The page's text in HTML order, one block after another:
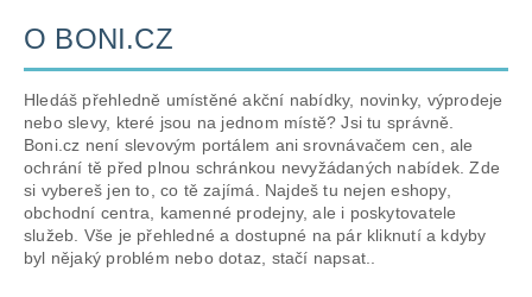
O BONI.CZ
Hledáš přehledně umístěné akční nabídky, novinky, výprodeje
nebo slevy, které jsou na jednom místě? Jsi tu správně.
Boni.cz není slevovým portálem ani srovnávačem cen, ale
ochrání tě před plnou schránkou nevyžádaných nabídek. Zde
si vybereš jen to, co tě zajímá. Najdeš tu nejen eshopy,
obchodní centra, kamenné prodejny, ale i poskytovatele
služeb. Vše je přehledné a dostupné na pár kliknutí a kdyby
byl nějaký problém nebo dotaz, stačí napsat..